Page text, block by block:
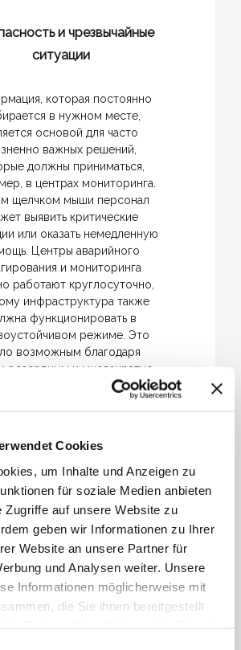
Cookies
um Inhalte und Anzeigen zu
für soziale Medien anbieten
Zugriffe auf unsere Website zu
geben wir Informationen zu Ihrer
Website an unsere Partner für
und Analysen weiter. Unsere
Informationen möglicherweise mit
die Sie ihnen bereitgestellt
и чрезвычайные
ситуации
которая постоянно
в нужном месте,
основой для часто
важных решений,
должны приниматься,
в центрах мониторинга.
щелчком мыши персонал
выявить критические
или оказать немедленную
Центры аварийного
и мониторинга
работают круглосуточно,
инфраструктура также
функционировать в
режиме. Это
возможным благодаря
резервным и многократно
системам связи.
Узнать больше